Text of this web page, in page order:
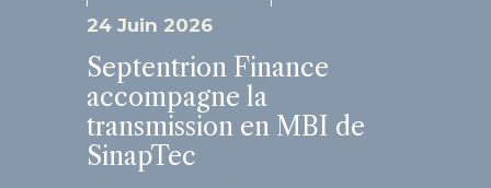
24 Juin 2026
Septentrion Finance
accompagne la
transmission en MBI de
SinapTec